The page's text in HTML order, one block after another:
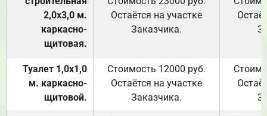
2,0х3,0 м.
каркасно-
щитовая.
Остаётся на участке
Заказчика.
Туалет 1,0х1,0
м. каркасно-
щитовой.
Стоимость 12000 руб.
Остаётся на участке
Заказчика.